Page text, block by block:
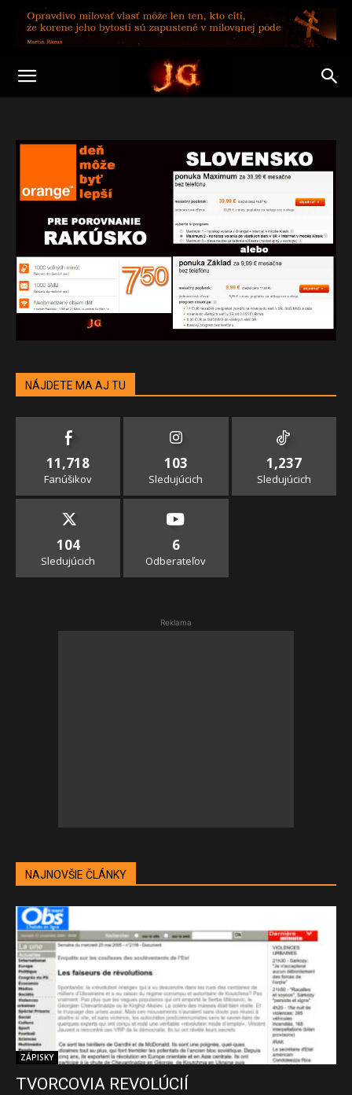
NÁJDETE MA AJ TU
11,718
Fanúšikov
103
Sledujúcich
1,237
Sledujúcich
104
Sledujúcich
6
Odberateľov
Reklama
NAJNOVŠIE ČLÁNKY
ZÁPISKY
TVORCOVIA REVOLÚCIÍ